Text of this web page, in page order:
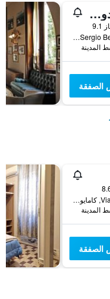
فيرسيليا ليدو ٓ إون إ ٕسبيرينزي
Via Sergio Bernardini 335/337, كامايور, توسكانا, إيطاليا
Via Michele Rosi 24, كامايور, توسكانا, إيطاليا